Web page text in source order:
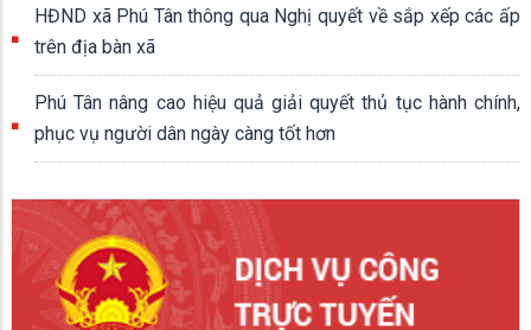
HĐND xã Phú Tân thông qua Nghị quyết về sắp xếp các ấp
trên địa bàn xã
Phú Tân nâng cao hiệu quả giải quyết thủ tục hành chính,
phục vụ người dân ngày càng tốt hơn